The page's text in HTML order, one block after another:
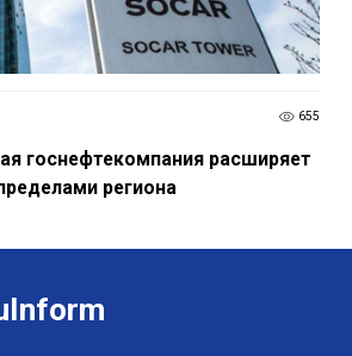
655
госнефтекомпания расширяет
региона